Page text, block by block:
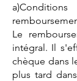
Le
intégral. Il
chèque dans
plus tard